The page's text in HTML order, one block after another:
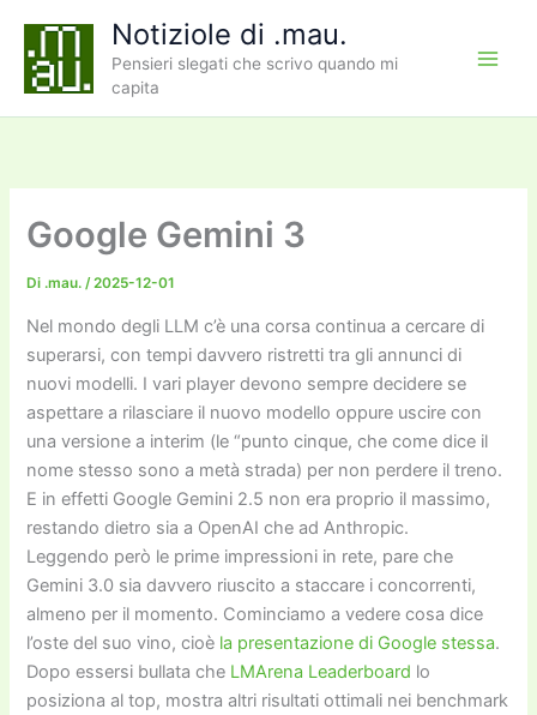
contenuto
Notiziole di .mau.
Pensieri slegati che scrivo quando mi
capita
Google Gemini 3
Di .mau./2025-12-01
Nel mondo degli LLM c’è una corsa continua a cercare di
superarsi, con tempi davvero ristretti tra gli annunci di
nuovi modelli. I vari player devono sempre decidere se
aspettare a rilasciare il nuovo modello oppure uscire con
una versione a interim (le “punto cinque, che come dice il
nome stesso sono a metà strada) per non perdere il treno.
E in effetti Google Gemini 2.5 non era proprio il massimo,
restando dietro sia a OpenAI che ad Anthropic.
Leggendo però le prime impressioni in rete, pare che
Gemini 3.0 sia davvero riuscito a staccare i concorrenti,
almeno per il momento. Cominciamo a vedere cosa dice
l’oste del suo vino, cioè la presentazione di Google stessa.
Dopo essersi bullata che LMArena Leaderboard lo
posiziona al top, mostra altri risultati ottimali nei benchmark